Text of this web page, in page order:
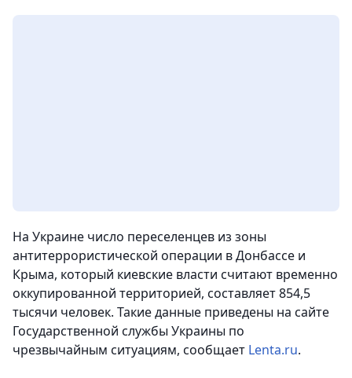
На Украине число переселенцев из зоны
антитеррористической операции в Донбассе и
Крыма, который киевские власти считают временно
оккупированной территорией, составляет 854,5
тысячи человек. Такие данные приведены на сайте
Государственной службы Украины по
чрезвычайным ситуациям, сообщает Lenta.ru.